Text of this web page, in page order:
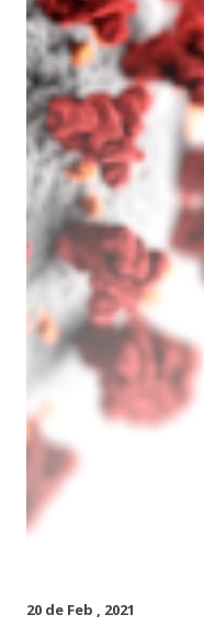
20 de Feb , 2021